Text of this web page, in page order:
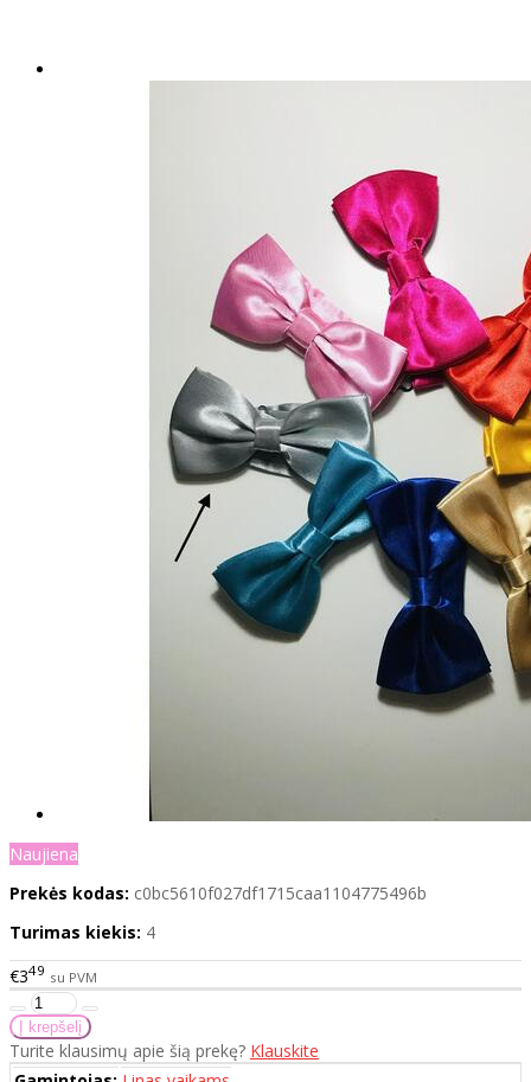
Naujiena
Prekės kodas: c0bc5610f027df1715caa1104775496b
Turimas kiekis: 4
€349 su PVM
Turite klausimų apie šią prekę? Klauskite